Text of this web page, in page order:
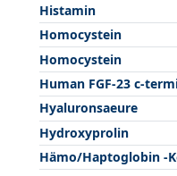
Histamin
Homocystein
Homocystein
Human FGF-23 c-
Hyaluronsaeure
Hydroxyprolin
Hämo/Haptoglobin -